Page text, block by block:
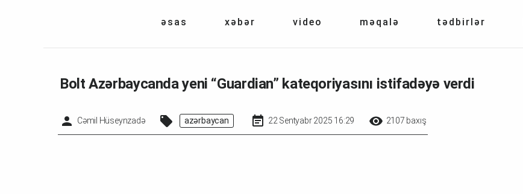
əsas xəbər video məqalə tədbirlər
Bolt Azərbaycanda yeni “Guardian” kateqoriyasını istifadəyə verdi
Cəmil Hüseynzadə azərbaycan 22 Sentyabr 2025 16:29 2107 baxış